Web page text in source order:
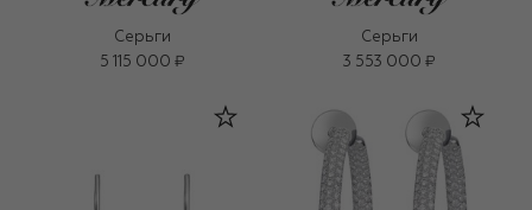
Серьги
5 115 000 ₽
Серьги
3 553 000 ₽